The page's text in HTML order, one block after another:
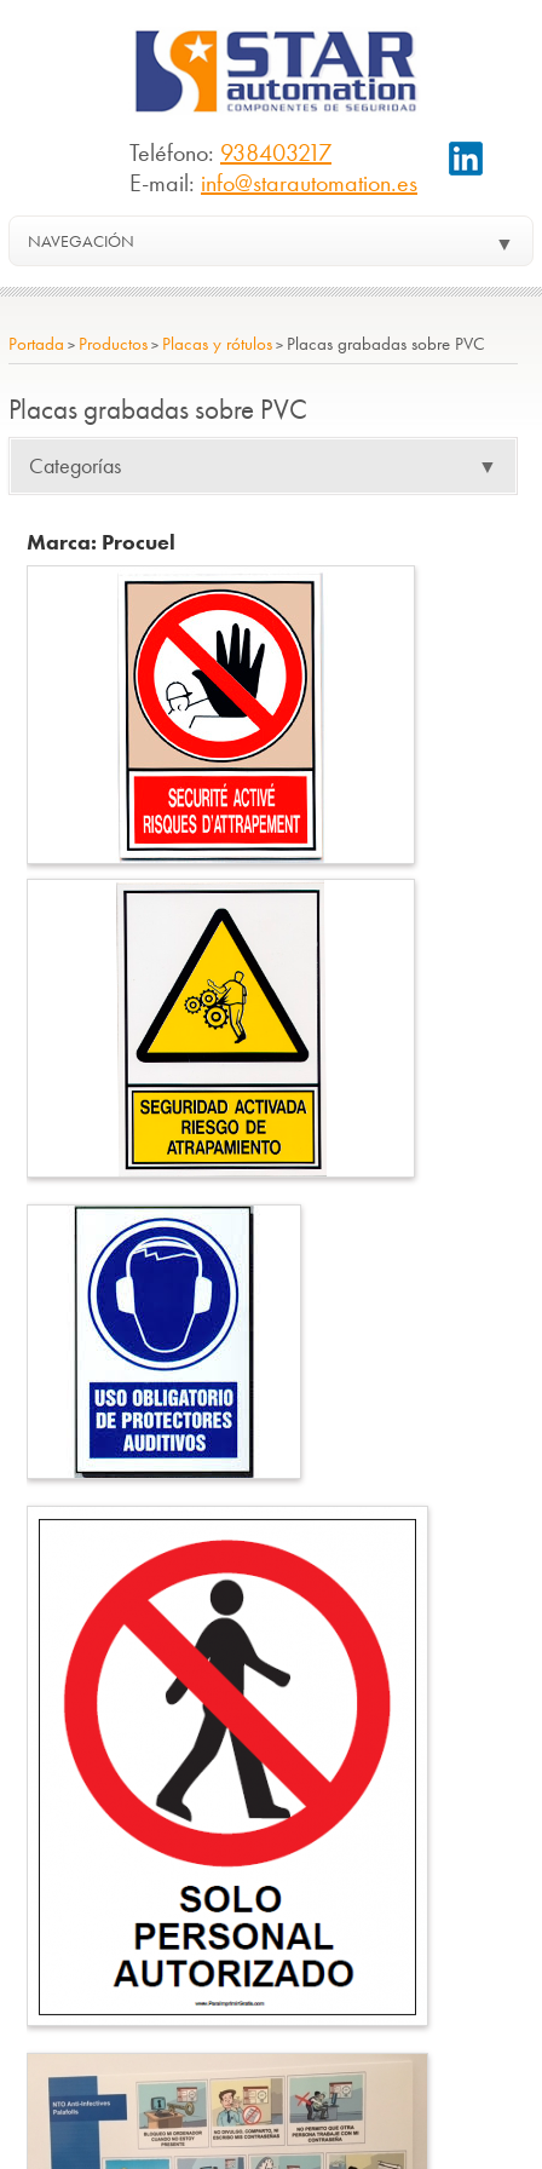
Teléfono: 938403217
E-mail: info@starautomation.es
NAVEGACIÓN ▼
Portada > Productos> Placas y rótulos> Placas grabadas sobre PVC
Placas grabadas sobre PVC
Categorías ▼
Marca: Procuel